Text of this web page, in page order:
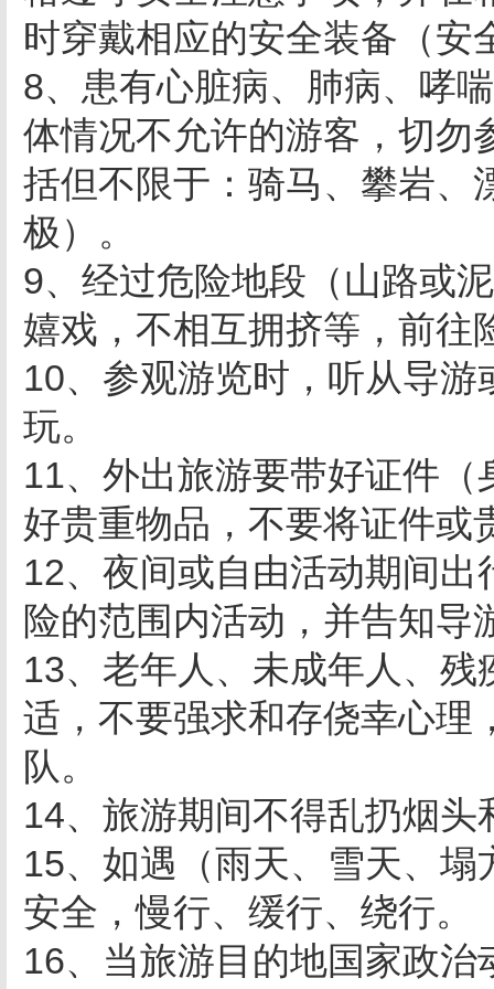
时穿戴相应的安全装备（安
8、患有心脏病、肺病、哮
体情况不允许的游客，切勿
括但不限于：骑马、攀岩、
极）。
9、经过危险地段（山路或
嬉戏，不相互拥挤等，前往
10、参观游览时，听从导
玩。
11、外出旅游要带好证件
好贵重物品，不要将证件或
12、夜间或自由活动期间
险的范围内活动，并告知导
13、老年人、未成年人、
适，不要强求和存侥幸心理
队。
14、旅游期间不得乱扔烟头
15、如遇（雨天、雪天、
安全，慢行、缓行、绕行。
16、当旅游目的地国家政